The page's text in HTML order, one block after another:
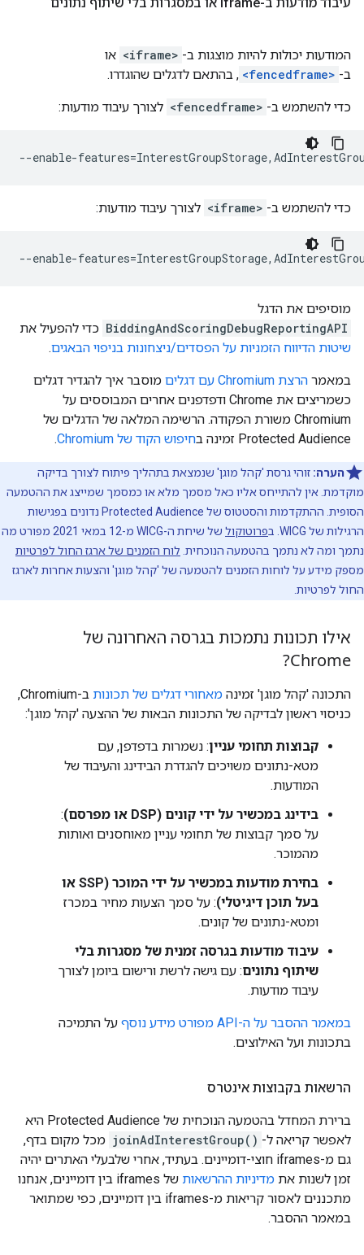
המודעות יכולות להיות מוצגות ב- <iframe> או
ב- <fencedframe> , בהתאם לדגלים שהוגדרו.
כדי להשתמש ב- <fencedframe> לצורך עיבוד מודעות:
כדי להשתמש ב- <iframe> לצורך עיבוד מודעות:
מוסיפים את הדגל
BiddingAndScoringDebugReportingAPI כדי להפעיל את
שיטות הדיווח הזמניות על הפסדים/ניצחונות בניפוי הבאגים.
במאמר הרצת Chromium עם דגלים
מוסבר איך להגדיר דגלים
כשמריצים את Chrome ודפדפנים אחרים המבוססים על
Chromium משורת הפקודה. הרשימה המלאה של הדגלים של
Protected Audience זמינה ב
חיפוש הקוד של Chromium .
הערה: זוהי גרסת 'קהל מוגן' שנמצאת בתהליך פיתוח לצורך בדיקה
מוקדמת. אין להתייחס אליו כאל מסמך מלא או כמסמך שמייצג את ההטמעה
הסופית. ההתקדמות והסטטוס של Protected Audience נדונים בפגישות
הרגילות של WICG. ב
פרוטוקול
של שיחת ה-WICG מ-12 במאי 2021 מפורט מה
נתמך ומה לא נתמך בהטמעה הנוכחית. לוח הזמנים של ארגז החול לפרטיות
מספק מידע על לוחות הזמנים להטמעה של 'קהל מוגן' והצעות אחרות לארגז
החול לפרטיות.
אילו תכונות נתמכות בגרסה האחרונה של
Chrome?
התכונה 'קהל מוגן' זמינה מאחורי דגלים של תכונות
ב-Chromium,
כניסוי ראשון לבדיקה של התכונות הבאות של ההצעה 'קהל מוגן':
קבוצות תחומי עניין: נשמרות בדפדפן, עם
מטא-נתונים משויכים להגדרת הבידינג והעיבוד של
המודעות.
בידינג במכשיר על ידי קונים (DSP או מפרסם)
:
על סמך קבוצות של תחומי עניין מאוחסנים ואותות
מהמוכר.
בחירת מודעות במכשיר על ידי המוכר (SSP או
בעל תוכן דיגיטלי): על סמך הצעות מחיר במכרז
ומטא-נתונים של קונים.
עיבוד מודעות בגרסה זמנית של מסגרות בלי
שיתוף נתונים: עם גישה לרשת ורישום ביומן לצורך
עיבוד מודעות.
במאמר ההסבר על ה-API מפורט מידע נוסף
על התמיכה
בתכונות ועל האילוצים.
הרשאות בקבוצות אינטרס
ברירת המחדל בהטמעה הנוכחית של Protected Audience היא
לאפשר קריאה ל- joinAdInterestGroup() מכל מקום בדף,
גם מ-iframes חוצי-דומיינים. בעתיד, אחרי שלבעלי האתרים יהיה
זמן לשנות את מדיניות ההרשאות
של iframes בין דומיינים, אנחנו
מתכננים לאסור קריאות מ-iframes בין דומיינים, כפי שמתואר
במאמר ההסבר.